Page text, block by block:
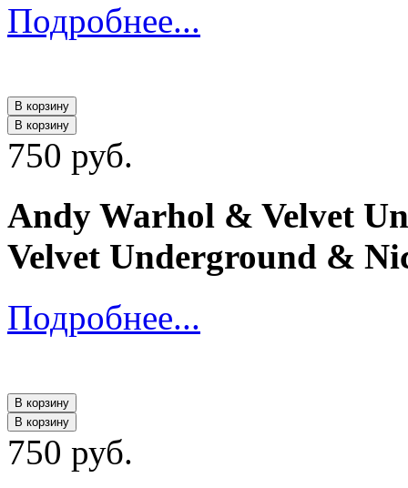
Подробнее...
В корзину
В корзину
750 руб.
Andy Warhol & Velvet
Velvet Underground &
Подробнее...
В корзину
В корзину
750 руб.